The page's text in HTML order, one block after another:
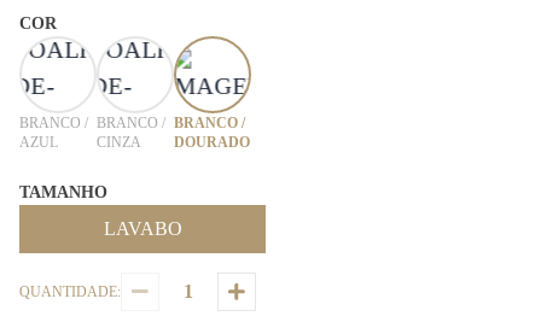
COR
BRANCO /
AZUL
BRANCO /
CINZA
BRANCO /
DOURADO
TAMANHO
LAVABO
QUANTIDADE: